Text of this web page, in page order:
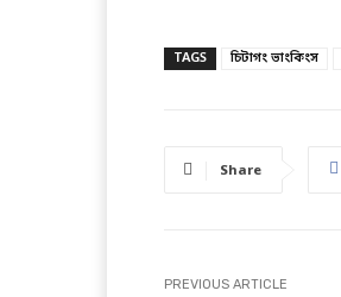
TAGS চিটাগং ভাংকিংস
Share
PREVIOUS ARTICLE